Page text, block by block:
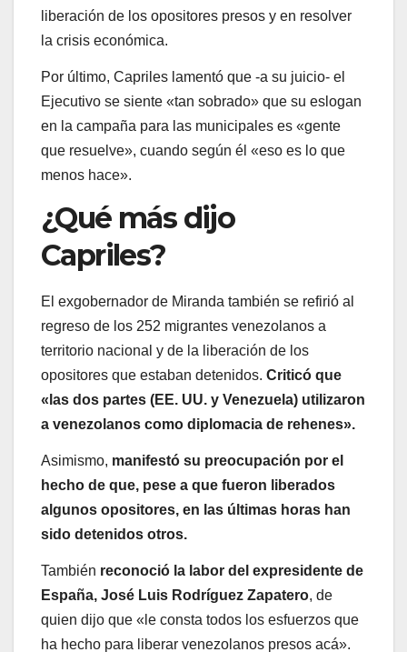
liberación de los opositores presos y en resolver
la crisis económica.
Por último, Capriles lamentó que -a su juicio- el
Ejecutivo se siente «tan sobrado» que su eslogan
en la campaña para las municipales es «gente
que resuelve», cuando según él «eso es lo que
menos hace».
¿Qué más dijo
Capriles?
El exgobernador de Miranda también se refirió al
regreso de los 252 migrantes venezolanos a
territorio nacional y de la liberación de los
opositores que estaban detenidos. Criticó que
«las dos partes (EE. UU. y Venezuela) utilizaron
a venezolanos como diplomacia de rehenes».
Asimismo, manifestó su preocupación por el
hecho de que, pese a que fueron liberados
algunos opositores, en las últimas horas han
sido detenidos otros.
También reconoció la labor del expresidente de
España, José Luis Rodríguez Zapatero, de
quien dijo que «le consta todos los esfuerzos que
ha hecho para liberar venezolanos presos acá».